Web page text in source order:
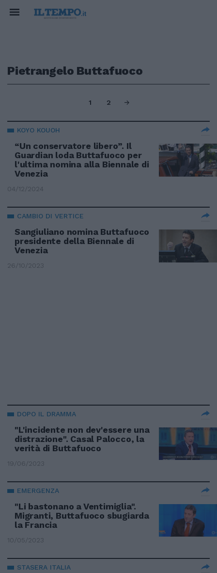
Pietrangelo Buttafuoco
1 2
KOYO KOUOH
“Un conservatore libero”. Il
Guardian loda Buttafuoco per
l'ultima nomina alla Biennale di
Venezia
04/12/2024
CAMBIO DI VERTICE
Sangiuliano nomina Buttafuoco
presidente della Biennale di
Venezia
26/10/2023
DOPO IL DRAMMA
"L'incidente non dev'essere una
distrazione". Casal Palocco, la
verità di Buttafuoco
19/06/2023
EMERGENZA
"Li bastonano a Ventimiglia".
Migranti, Buttafuoco sbugiarda
la Francia
10/05/2023
STASERA ITALIA